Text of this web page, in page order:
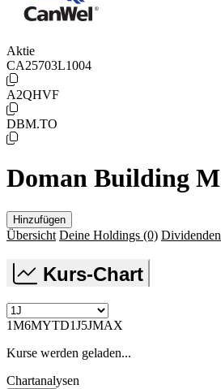
Aktie
CA25703L1004
A2QHVF
DBM.TO
Doman Building
Hinzufügen
Übersicht Deine Holdings (0) Dividenden
Kurs-Chart
1M6MYTD1J5JMAX
Kurse werden geladen...
Chartanalysen